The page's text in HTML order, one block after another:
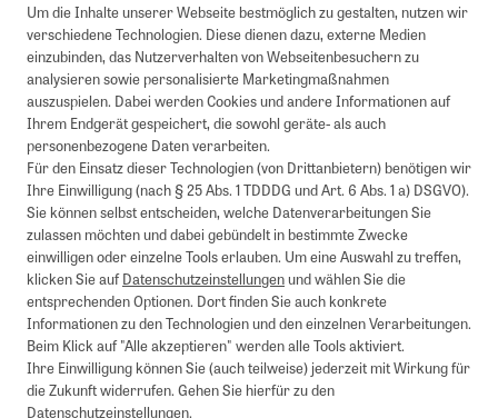
Um die Inhalte unserer Webseite bestmöglich zu gestalten, nutzen wir
verschiedene Technologien. Diese dienen dazu, externe Medien
einzubinden, das Nutzerverhalten von Webseitenbesuchern zu
analysieren sowie personalisierte Marketingmaßnahmen
auszuspielen. Dabei werden Cookies und andere Informationen auf
Ihrem Endgerät gespeichert, die sowohl geräte- als auch
personenbezogene Daten verarbeiten.
Für den Einsatz dieser Technologien (von Drittanbietern) benötigen wir
Ihre Einwilligung (nach § 25 Abs. 1 TDDDG und Art. 6 Abs. 1 a) DSGVO).
Sie können selbst entscheiden, welche Datenverarbeitungen Sie
zulassen möchten und dabei gebündelt in bestimmte Zwecke
einwilligen oder einzelne Tools erlauben. Um eine Auswahl zu treffen,
klicken Sie aufDatenschutzeinstellungenund wählen Sie die
entsprechenden Optionen. Dort finden Sie auch konkrete
Informationen zu den Technologien und den einzelnen Verarbeitungen.
Beim Klick auf "Alle akzeptieren" werden alle Tools aktiviert.
Ihre Einwilligung können Sie (auch teilweise) jederzeit mit Wirkung für
die Zukunft widerrufen. Gehen Sie hierfür zu den
Datenschutzeinstellungen.